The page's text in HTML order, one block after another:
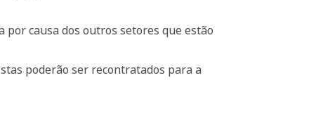
causa dos outros setores que estão
poderão ser recontratados para a